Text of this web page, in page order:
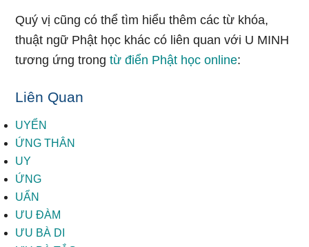
Quý vị cũng có thể tìm hiểu thêm các từ khóa,
thuật ngữ Phật học khác có liên quan với U MINH
tương ứng trongtừ điển Phật học online:
Liên Quan
UYỂN
ỨNG THÂN
UY
ỨNG
UẨN
ƯU ĐÀM
ƯU BÀ DI